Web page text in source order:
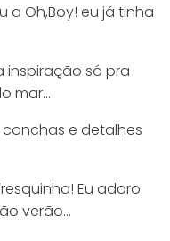
a Oh,Boy! eu já tinha
inspiração só pra
mar…
e detalhes
Eu adoro
verão…